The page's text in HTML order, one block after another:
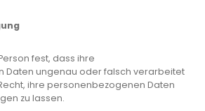
fest, dass ihre
Daten ungenau oder falsch verarbeitet
ihre personenbezogenen Daten
zu lassen.